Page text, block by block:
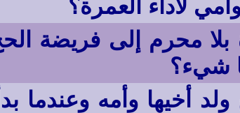
لأداء العمرة؟
بلا محرم إلى فريضة
شيء؟
أخيها وأمه